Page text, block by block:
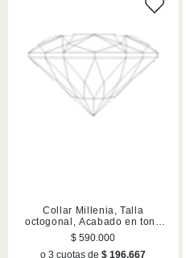
Collar Millenia, Talla
octogonal, Acabado en tono
oro
$ 590.000
o 3 cuotas de$ 196.667